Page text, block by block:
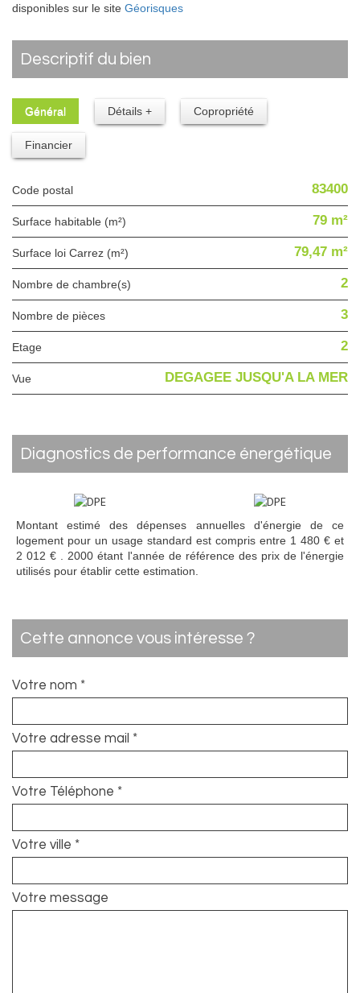
disponibles sur le site Géorisques
descriptif du bien
Général Détails + Copropriété
Financier
Code postal 83400
Surface habitable (m²) 79 m²
Surface loi Carrez (m²) 79,47 m²
Nombre de chambre(s) 2
Nombre de pièces 3
Etage 2
Vue DEGAGEE JUSQU'A LA MER
diagnostics de performance énergétique
Montant estimé des dépenses annuelles d'énergie de ce
logement pour un usage standard est compris entre 1 480 € et
2 012 € . 2000 étant l'année de référence des prix de l'énergie
utilisés pour établir cette estimation.
cette annonce vous intéresse ?
Votre nom *
Votre adresse mail *
Votre Téléphone *
Votre ville *
Votre message